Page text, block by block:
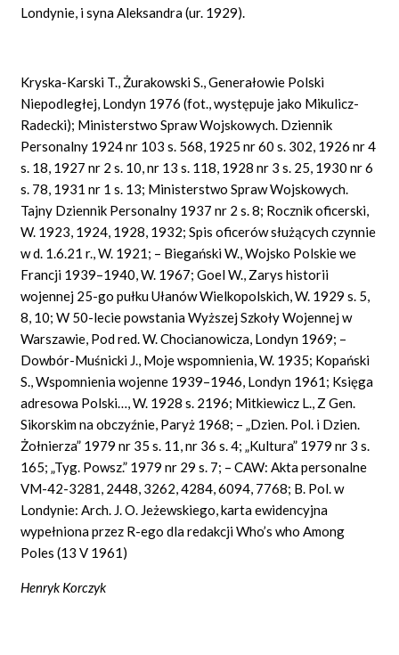
Londynie, i syna Aleksandra (ur. 1929).
Kryska-Karski T., Żurakowski S., Generałowie Polski
Niepodległej, Londyn 1976 (fot., występuje jako Mikulicz-
Radecki); Ministerstwo Spraw Wojskowych. Dziennik
Personalny 1924 nr 103 s. 568, 1925 nr 60 s. 302, 1926 nr 4
s. 18, 1927 nr 2 s. 10, nr 13 s. 118, 1928 nr 3 s. 25, 1930 nr 6
s. 78, 1931 nr 1 s. 13; Ministerstwo Spraw Wojskowych.
Tajny Dziennik Personalny 1937 nr 2 s. 8; Rocznik oficerski,
W. 1923, 1924, 1928, 1932; Spis oficerów służących czynnie
w d. 1.6.21 r., W. 1921; – Biegański W., Wojsko Polskie we
Francji 1939–1940, W. 1967; Goel W., Zarys historii
wojennej 25-go pułku Ułanów Wielkopolskich, W. 1929 s. 5,
8, 10; W 50-lecie powstania Wyższej Szkoły Wojennej w
Warszawie, Pod red. W. Chocianowicza, Londyn 1969; –
Dowbór-Muśnicki J., Moje wspomnienia, W. 1935; Kopański
S., Wspomnienia wojenne 1939–1946, Londyn 1961; Księga
adresowa Polski…, W. 1928 s. 2196; Mitkiewicz L., Z Gen.
Sikorskim na obczyźnie, Paryż 1968; – „Dzien. Pol. i Dzien.
Żołnierza” 1979 nr 35 s. 11, nr 36 s. 4; „Kultura” 1979 nr 3 s.
165; „Tyg. Powsz.” 1979 nr 29 s. 7; – CAW: Akta personalne
VM-42-3281, 2448, 3262, 4284, 6094, 7768; B. Pol. w
Londynie: Arch. J. O. Jeżewskiego, karta ewidencyjna
wypełniona przez R-ego dla redakcji Who’s who Among
Poles (13 V 1961)
Henryk Korczyk